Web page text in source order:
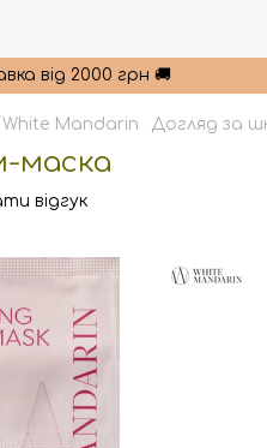
від 2000 грн 🚚
Mandarin Догляд за
маска
відгук